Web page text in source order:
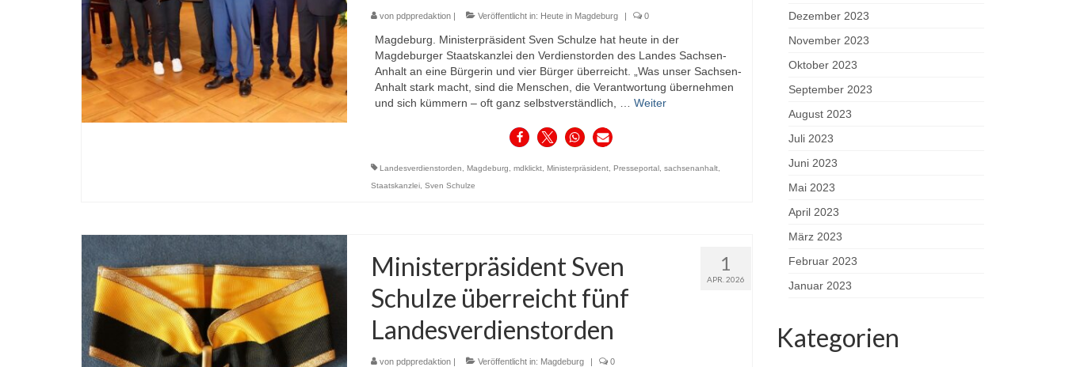
von pdppredaktion| Veröffentlicht in: Heute in Magdeburg | 0
Magdeburg. Ministerpräsident Sven Schulze hat heute in der
Magdeburger Staatskanzlei den Verdienstorden des Landes Sachsen-
Anhalt an eine Bürgerin und vier Bürger überreicht. „Was unser Sachsen-
Anhalt stark macht, sind die Menschen, die Verantwortung übernehmen
und sich kümmern – oft ganz selbstverständlich, … Weiter
Landesverdienstorden Magdeburg mdklickt, Ministerpräsident, Presseportal, sachsenanhalt,
Staatskanzlei, Sven Schulze
1
APR. 2026
Ministerpräsident Sven
Schulze überreicht fünf
Landesverdienstorden
von pdppredaktion| Veröffentlicht in: Magdeburg | 0
Dezember 2023
November 2023
Oktober 2023
September 2023
August 2023
Juli 2023
Juni 2023
Mai 2023
April 2023
März 2023
Februar 2023
Januar 2023
Kategorien